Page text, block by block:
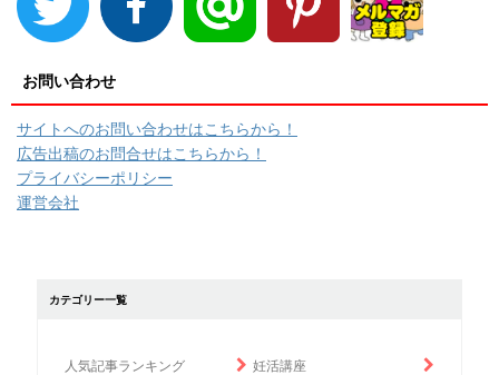
お問い合わせ
サイトへのお問い合わせはこちらから！
広告出稿のお問合せはこちらから！
プライバシーポリシー
運営会社
カテゴリー一覧
人気記事ランキング 妊活講座